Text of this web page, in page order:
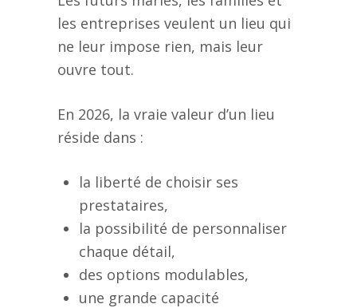
les entreprises veulent un lieu qui
ne leur impose rien, mais leur
ouvre tout.
En 2026, la vraie valeur d’un lieu
réside dans :
la liberté de choisir ses
prestataires,
la possibilité de personnaliser
chaque détail,
des options modulables,
une grande capacité